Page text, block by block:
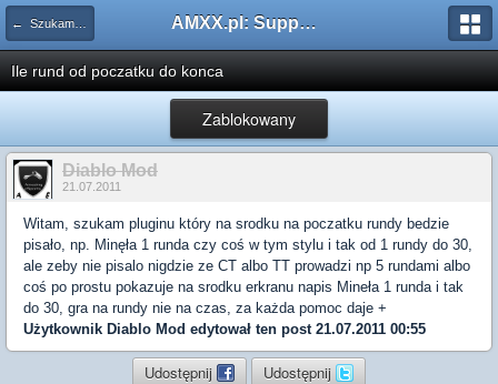
← Szukam pluginu AMXX.pl: Support AMX Mod X i SourceMod
Ile rund od poczatku do konca
Zablokowany
Diablo Mod
21.07.2011
Witam, szukam pluginu który na srodku na poczatku rundy bedzie
pisało, np. Minęła 1 runda czy coś w tym stylu i tak od 1 rundy do 30,
ale zeby nie pisalo nigdzie ze CT albo TT prowadzi np 5 rundami albo
coś po prostu pokazuje na srodku erkranu napis Mineła 1 runda i tak
do 30, gra na rundy nie na czas, za każda pomoc daje +
Użytkownik Diablo Mod edytował ten post 21.07.2011 00:55
Udostępnij Udostępnij